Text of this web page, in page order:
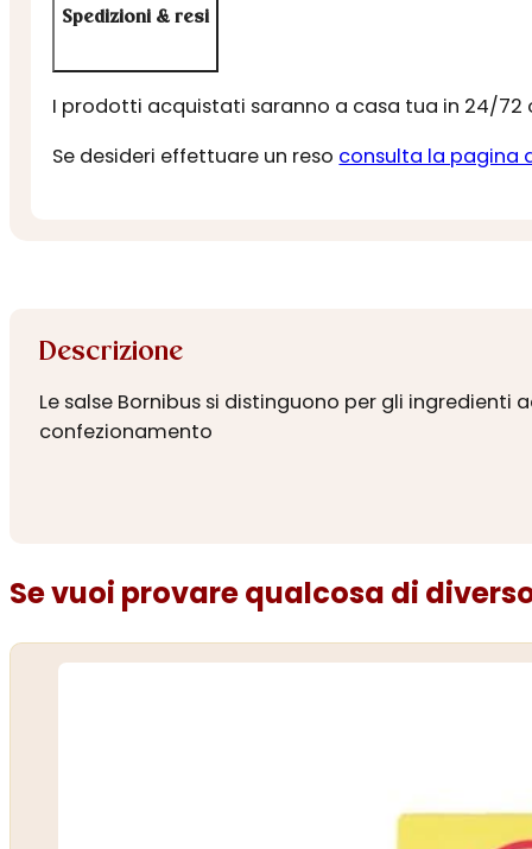
Spedizioni & resi
I prodotti acquistati saranno a casa tua in 24/72
Se desideri effettuare un reso consulta la pagina
Descrizione
Le salse Bornibus si distinguono per gli
confezionamento
Se vuoi provare qualcosa di